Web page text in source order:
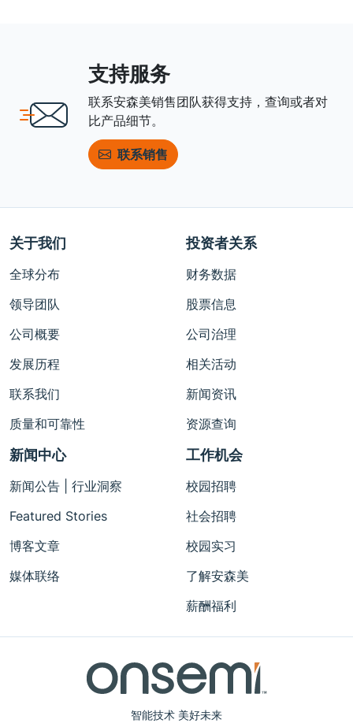
支持服务
联系安森美销售团队获得支持，查询或者对
比产品细节。
联系销售
智能技术 美好未来
关于我们
全球分布
领导团队
公司概要
发展历程
联系我们
质量和可靠性
投资者关系
财务数据
股票信息
公司治理
相关活动
新闻资讯
资源查询
新闻中心
新闻公告 | 行业洞察
Featured Stories
博客文章
媒体联络
工作机会
校园招聘
社会招聘
校园实习
了解安森美
薪酬福利